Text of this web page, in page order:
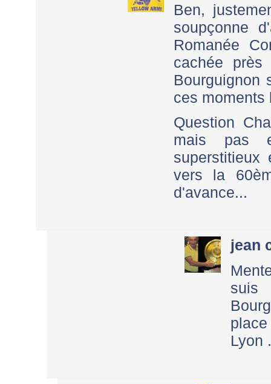
Ben,
soupçonne
Romanée
cachée
Bourguignon
ces
Question
mais pas
vers la
d'avance...
jean
suis
Lyon .